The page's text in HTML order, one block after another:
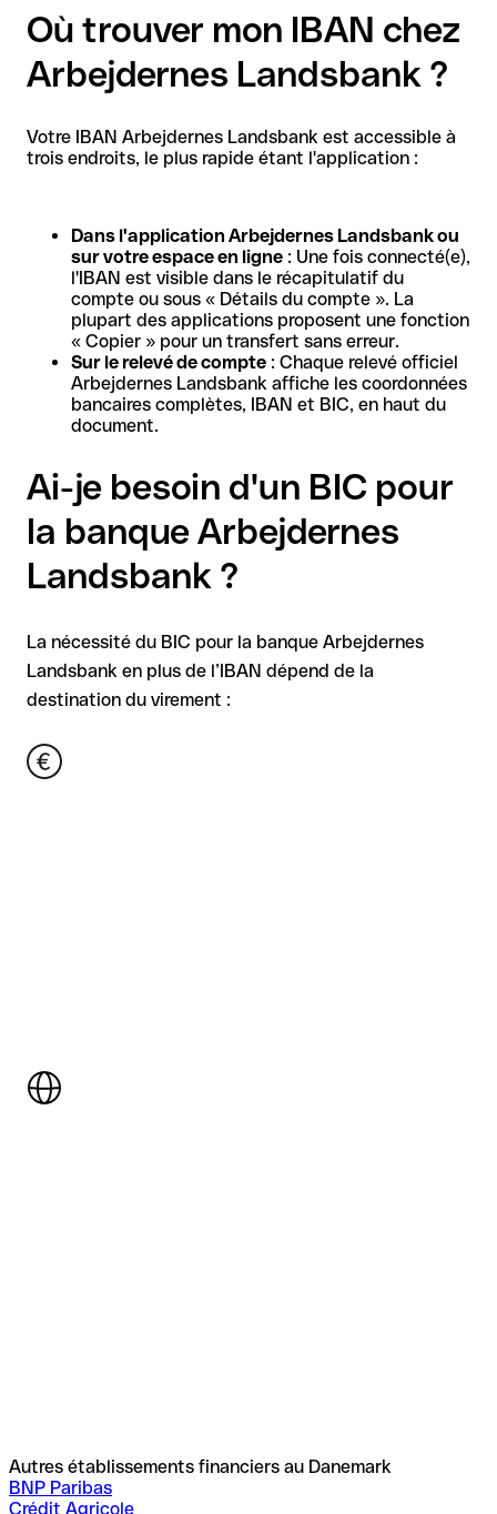
Où trouver mon IBAN chez
Arbejdernes Landsbank ?
Votre IBAN Arbejdernes Landsbank est accessible à
trois endroits, le plus rapide étant l'application :
Dans l'application Arbejdernes Landsbank ou
sur votre espace en ligne : Une fois connecté(e),
l'IBAN est visible dans le récapitulatif du
compte ou sous « Détails du compte ». La
plupart des applications proposent une fonction
« Copier » pour un transfert sans erreur.
Sur le relevé de compte : Chaque relevé officiel
Arbejdernes Landsbank affiche les coordonnées
bancaires complètes, IBAN et BIC, en haut du
document.
Ai-je besoin d'un BIC pour
la banque Arbejdernes
Landsbank ?
La nécessité du BIC pour la banque Arbejdernes
Landsbank en plus de l’IBAN dépend de la
destination du virement :
Autres établissements financiers au Danemark
BNP Paribas
Crédit Agricole